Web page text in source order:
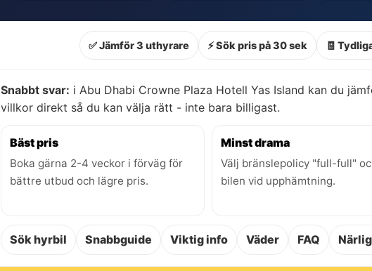
✅ Jämför 3 uthyrare ⚡ Sök pris på 30 sek 🧾
Snabbt svar: i Abu Dhabi Crowne Plaza Hotell Yas Island kan du
villkor direkt så du kan välja rätt - inte bara billigast.
Bäst pris
Boka gärna 2-4 veckor i förväg för
bättre utbud och lägre pris.
Minst drama
Välj bränslepolicy "full-full"
bilen vid upphämtning.
Sök hyrbil Snabbguide Viktig info Väder FAQ